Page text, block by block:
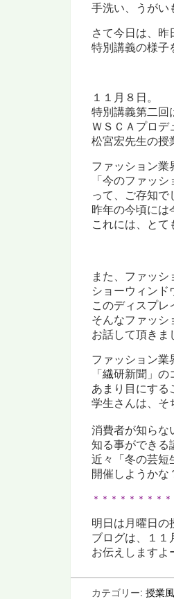
手洗い、うがい
さて今日は、昨
特別講義の様子
１１月８日。
特別講義第二回
ＷＳＣＡプロデ
松宮宏先生の授
ファッション業
「今のファッ
って、ご存知で
昨年の今頃には
これには、とて
また、ファッシ
ショーウィンド
このディスプレ
そんなファッシ
お話して頂きま
ファッション業
「繊研新聞」の
あまり目にする
学生さんは、そ
消費者が知らな
知る事ができる
近々「冬の芸短
開催しよ うかな
＊＊＊＊＊＊＊＊
明日は月曜日の
ブログは、１１
お伝えしますよ
カテゴリー: 授業